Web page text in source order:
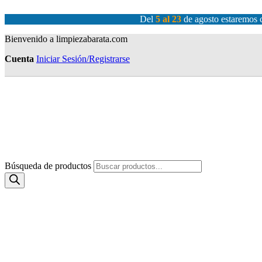
Del 5 al 23 de agosto
Bienvenido a limpiezabarata.com
Cuenta Iniciar Sesión/Registrarse
Búsqueda de productos